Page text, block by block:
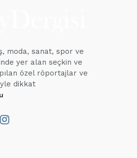
moda, sanat, spor ve
yer alan seçkin ve
özel röportajlar ve
dikkat